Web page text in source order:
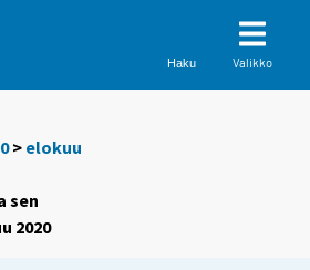
Haku Valikko
> elokuu
sen
2020